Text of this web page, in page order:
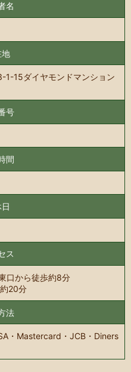
名
地
15ダイヤモンドマンション
号
間
ス
口から徒歩約8分
20分
法
・Mastercard・JCB・Diners